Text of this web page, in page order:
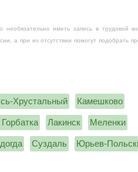
иметь запись в трудовой
а при их отсутствии помогут подобрать
Хрустальный Камешково
Лакинск Меленки
Суздаль Юрьев-